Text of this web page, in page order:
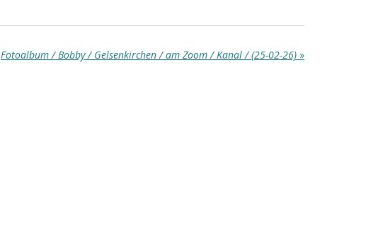
Fotoalbum / Bobby / Gelsenkirchen / am Zoom / Kanal / (25-02-26) »